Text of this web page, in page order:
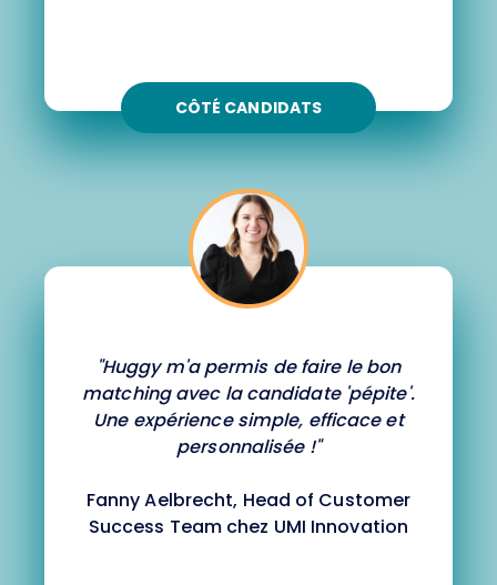
CÔTÉ CANDIDATS
"Huggy m'a permis de faire le bon
matching avec la candidate 'pépite'.
Une expérience simple, efficace et
personnalisée !"
Fanny Aelbrecht, Head of Customer
Success Team chez UMI Innovation